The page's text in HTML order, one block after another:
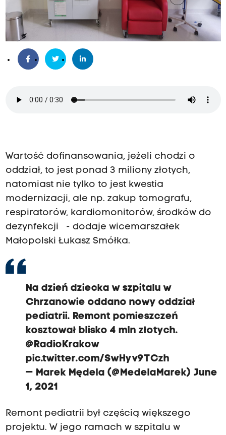
Wartość dofinansowania, jeżeli chodzi o
oddział, to jest ponad 3 miliony złotych,
natomiast nie tylko to jest kwestia
modernizacji, ale np. zakup tomografu,
respiratorów, kardiomonitorów, środków do
dezynfekcji - dodaje wicemarszałek
Małopolski Łukasz Smółka.
Na dzień dziecka w szpitalu w
Chrzanowie oddano nowy oddział
pediatrii. Remont pomieszczeń
kosztował blisko 4 mln złotych.
@RadioKrakow
pic.twitter.com/SwHyv9TCzh
— Marek Mędela (@MedelaMarek) June
1, 2021
Remont pediatrii był częścią większego
projektu. W jego ramach w szpitalu w